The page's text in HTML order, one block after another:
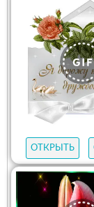
ОТКРЫТЬ